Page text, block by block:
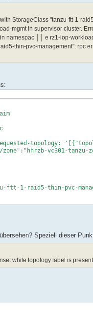
StorageClass "tanzu-ftt-1-
mgmt in supervisor cluster.
namespac ││ e rz1-iop-
thin-pvc-management": rpc
topology:
vc301-
ftt-1-raid5-thin-pvc-
Speziell dieser
while topology label is present